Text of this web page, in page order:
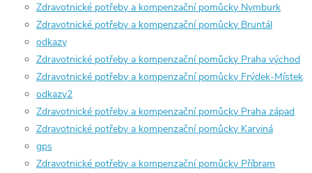
Zdravotnické potřeby a kompenzační pomůcky Nymburk
Zdravotnické potřeby a kompenzační pomůcky Bruntál
odkazy
Zdravotnické potřeby a kompenzační pomůcky Praha východ
Zdravotnické potřeby a kompenzační pomůcky Frýdek-Místek
odkazy2
Zdravotnické potřeby a kompenzační pomůcky Praha západ
Zdravotnické potřeby a kompenzační pomůcky Karviná
gps
Zdravotnické potřeby a kompenzační pomůcky Příbram